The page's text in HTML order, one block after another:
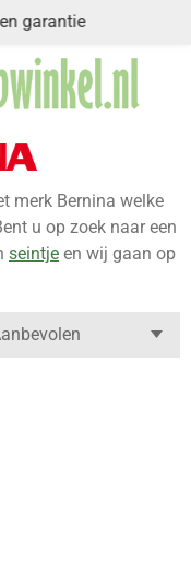
garantie
merk Bernina welke
u op zoek naar een
seintje en wij gaan op